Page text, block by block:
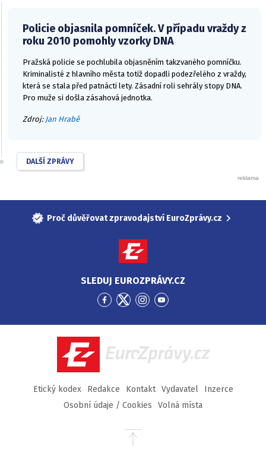
Policie objasnila pomníček. V případu vraždy z
roku 2010 pomohly vzorky DNA
Pražská policie se pochlubila objasněním takzvaného pomníčku.
Kriminalisté z hlavního města totiž dopadli podezřelého z vraždy,
která se stala před patnácti lety. Zásadní roli sehrály stopy DNA.
Pro muže si došla zásahová jednotka.
Zdroj: Jan Hrabě
DALŠÍ ZPRÁVY
Proč důvěřovat zpravodajství EuroZprávy.cz
SLEDUJ EUROZPRÁVY.CZ
Přejít
Facebook
Přejít
Twitter
Přejít
Instagram
Přejít
YouTube
EuroZprávy.cz
Etický kodex Redakce Kontakt Vydavatel
Inzerce
Osobní údaje / Cookies
Volná místa
Přejít